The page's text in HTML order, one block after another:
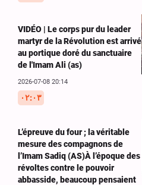
VIDÉO | Le corps pur du leader
martyr de la Révolution est arrivé
au portique doré du sanctuaire
de l'Imam Ali (as)
2026-07-08 20:14
۰۲:۰۳
L’épreuve du four ; la véritable
mesure des compagnons de
l’Imam Sadiq (AS)À l’époque des
révoltes contre le pouvoir
abbasside, beaucoup pensaient